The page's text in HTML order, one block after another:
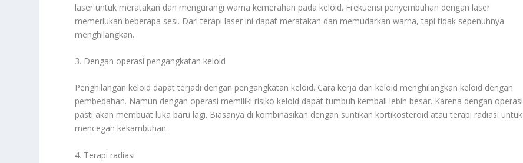
laser untuk meratakan dan mengurangi warna kemerahan pada keloid. Frekuensi penyembuhan dengan laser
memerlukan beberapa sesi. Dari terapi laser ini dapat meratakan dan memudarkan warna, tapi tidak sepenuhnya
menghilangkan.
3. Dengan operasi pengangkatan keloid
Penghilangan keloid dapat terjadi dengan pengangkatan keloid. Cara kerja dari keloid menghilangkan keloid dengan
pembedahan. Namun dengan operasi memiliki risiko keloid dapat tumbuh kembali lebih besar. Karena dengan operasi
pasti akan membuat luka baru lagi. Biasanya di kombinasikan dengan suntikan kortikosteroid atau terapi radiasi untuk
mencegah kekambuhan.
4. Terapi radiasi